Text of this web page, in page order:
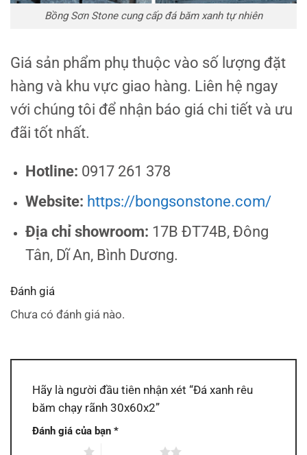
Bồng Sơn Stone cung cấp đá băm xanh tự nhiên
Giá sản phẩm phụ thuộc vào số lượng đặt
hàng và khu vực giao hàng. Liên hệ ngay
với chúng tôi để nhận báo giá chi tiết và ưu
đãi tốt nhất.
Hotline: 0917 261 378
Website: https://bongsonstone.com/
Địa chỉ showroom: 17B ĐT74B, Đông
Tân, Dĩ An, Bình Dương.
Đánh giá
Chưa có đánh giá nào.
Hãy là người đầu tiên nhận xét “Đá xanh rêu
băm chạy rãnh 30x60x2”
Đánh giá của bạn *